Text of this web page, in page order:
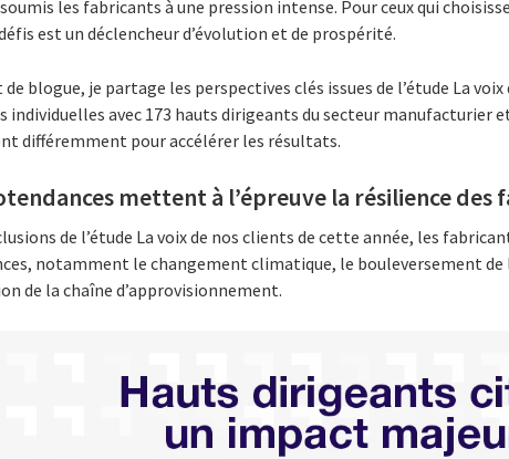
les fabricants à une pression intense. Pour ceux qui
est un déclencheur d’évolution et de prospérité.
blogue, je partage les perspectives clés issues de l’étude La
individuelles avec 173 hauts dirigeants du secteur manufacturier
différemment pour accélérer les résultats.
mettent à l’épreuve la résilience des
de l’étude La voix de nos clients de cette année, les
notamment le changement climatique, le bouleversement de
de la chaîne d’approvisionnement.